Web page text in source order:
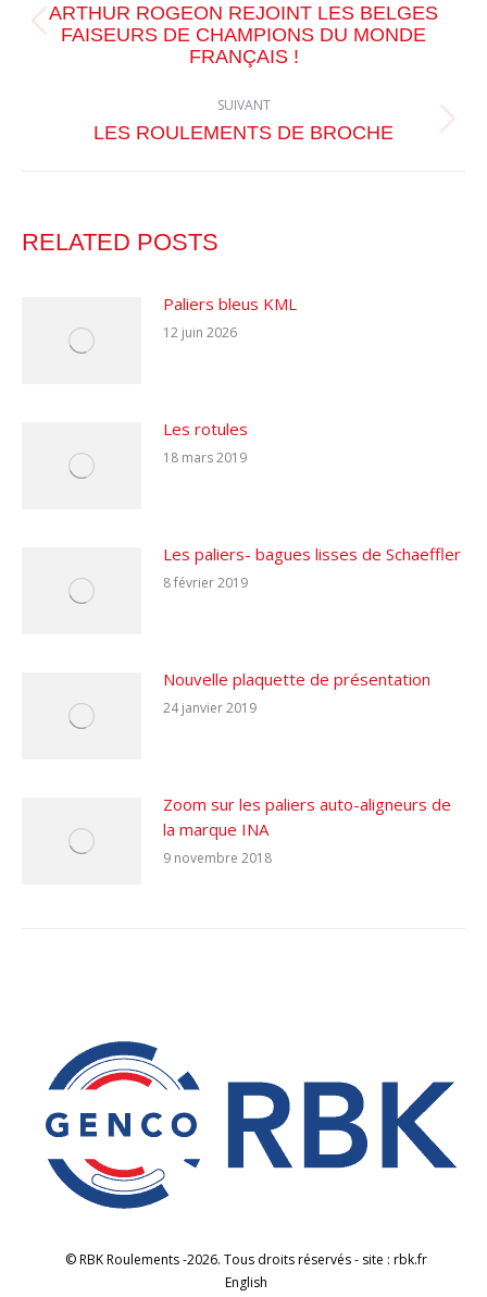
Article
précédent
ARTHUR ROGEON REJOINT LES BELGES
FAISEURS DE CHAMPIONS DU MONDE
FRANÇAIS !
SUIVANT
Article
LES ROULEMENTS DE BROCHE
RELATED POSTS
Paliers bleus KML
12 juin 2026
Les rotules
18 mars 2019
Les paliers- bagues lisses de Schaeffler
8 février 2019
Nouvelle plaquette de présentation
24 janvier 2019
Zoom sur les paliers auto-aligneurs de
la marque INA
9 novembre 2018
© RBK Roulements -2026. Tous droits réservés - site : rbk.fr
English